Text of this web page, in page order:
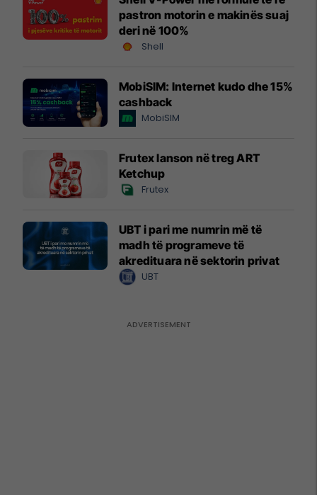
pastron motorin e makinës suaj
deri në 100%
Shell
MobiSIM: Internet kudo dhe 15%
cashback
MobiSIM
Frutex lanson në treg ART
Ketchup
Frutex
UBT i pari me numrin më të
madh të programeve të
akredituara në sektorin privat
UBT